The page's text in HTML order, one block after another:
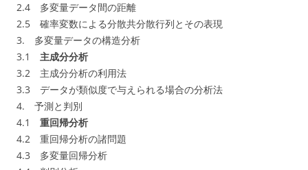
2.4 多変量データ間の距離
2.5 確率変数による分散共分散行列とその表現
3. 多変量データの構造分析
3.1 主成分分析
3.2 主成分分析の利用法
3.3 データが類似度で与えられる場合の分析法
4. 予測と判別
4.1 重回帰分析
4.2 重回帰分析の諸問題
4.3 多変量回帰分析